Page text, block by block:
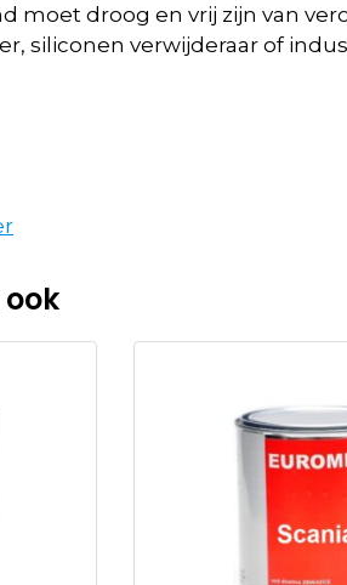
moet droog en vrij zijn van
siliconen verwijderaar of